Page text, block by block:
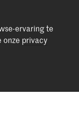
ervaring te
onze privacy